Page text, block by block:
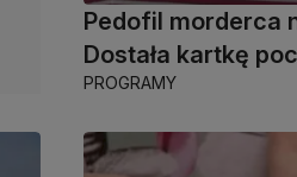
Pedofil morderca
Dostała kartkę
PROGRAMY